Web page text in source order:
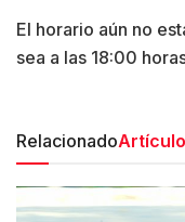
El horario aún no
sea a las 18:00
Relacionado